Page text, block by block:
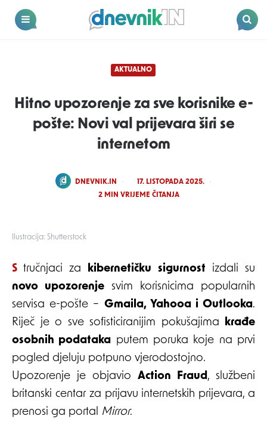
Dnevnik.in
Ilustracija: Shutterstock
AKTUALNO
Hitno upozorenje za sve korisnike e-
pošte: Novi val prijevara širi se
internetom
POSTED
DNEVNIK.IN
17. LISTOPADA 2025.
2 MIN VRIJEME ČITANJA
Stručnjaci za kibernetičku sigurnost izdali su
novo upozorenje svim korisnicima popularnih
servisa e-pošte – Gmaila, Yahooa i Outlooka.
Riječ je o sve sofisticiranijim pokušajima krađe
osobnih podataka putem poruka koje na prvi
pogled djeluju potpuno vjerodostojno.
Upozorenje je objavio Action Fraud, službeni
britanski centar za prijavu internetskih prijevara, a
prenosi ga portal Mirror.